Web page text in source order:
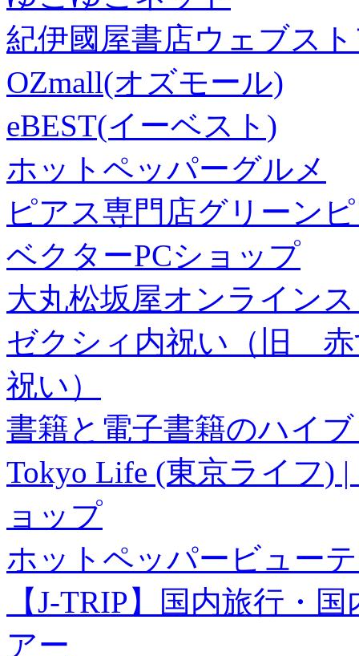
紀伊國屋書店ウェブス
OZmall(オズモール)
eBEST(イーベスト)
ホットペッパーグルメ
ピアス専門店グリーン
ベクターPCショップ
大丸松坂屋オンライン
ゼクシィ内祝い（旧 赤
祝い）
書籍と電子書籍のハイ
Tokyo Life (東京ライフ)
ョップ
ホットペッパービュー
【J-TRIP】国内旅行・
アー